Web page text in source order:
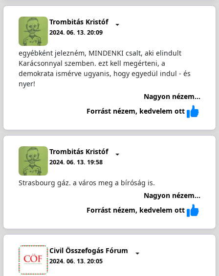
Trombitás Kristóf
2024. 06. 13. 20:09
egyébként jelezném, MINDENKI csalt, aki elindult
Karácsonnyal szemben. ezt kell megérteni, a
demokrata ismérve ugyanis, hogy egyedül indul - és
nyer!
Nagyon nézem...
Forrást nézem, kedvelem ott
Trombitás Kristóf
2024. 06. 13. 19:58
Strasbourg gáz. a város meg a bíróság is.
Nagyon nézem...
Forrást nézem, kedvelem ott
Civil Összefogás Fórum
2024. 06. 13. 20:05